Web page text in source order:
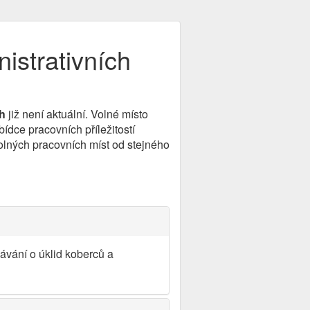
již není aktuální. Volné místo
pracovních příležitostí
pracovních míst od stejného
o úklid koberců a